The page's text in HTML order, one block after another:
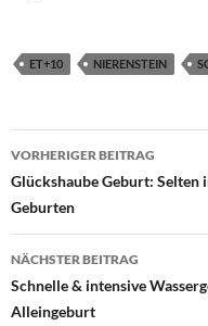
ET+10 NIERENSTEIN
VORHERIGER BEITRAG
Glückshaube Geburt:
Geburten
NÄCHSTER BEITRAG
Schnelle & intensive
Alleingeburt